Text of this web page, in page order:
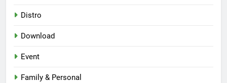
Distro
Download
Event
Family & Personal